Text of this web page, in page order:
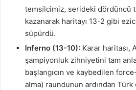
temsilcimiz, serideki dördüncü
kazanarak haritayı 13-2 gibi
süpürdü.
Inferno (13-10): Karar haritası,
şampiyonluk zihniyetini tam
başlangıcın ve kaybedilen
alma) raundunun ardından